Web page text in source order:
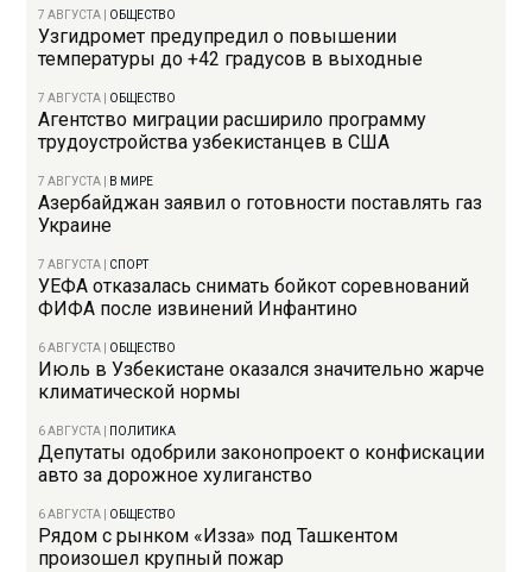
7 АВГУСТА ОБЩЕСТВО
Узгидромет предупредил о повышении
температуры до +42 градусов в выходные
7 АВГУСТА ОБЩЕСТВО
Агентство миграции расширило программу
трудоустройства узбекистанцев в США
7 АВГУСТА В МИРЕ
Азербайджан заявил о готовности поставлять газ
Украине
7 АВГУСТА СПОРТ
УЕФА отказалась снимать бойкот соревнований
ФИФА после извинений Инфантино
6 АВГУСТА ОБЩЕСТВО
Июль в Узбекистане оказался значительно жарче
климатической нормы
6 АВГУСТА ПОЛИТИКА
Депутаты одобрили законопроект о конфискации
авто за дорожное хулиганство
6 АВГУСТА ОБЩЕСТВО
Рядом с рынком «Изза» под Ташкентом
произошел крупный пожар